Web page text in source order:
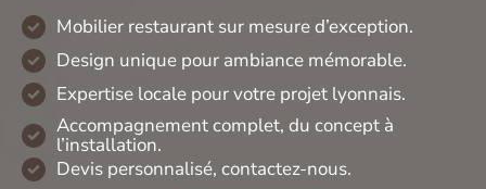
Mobilier restaurant sur mesure d’exception.
Design unique pour ambiance mémorable.
Expertise locale pour votre projet lyonnais.
Accompagnement complet, du concept à
l’installation.
Devis personnalisé, contactez-nous.